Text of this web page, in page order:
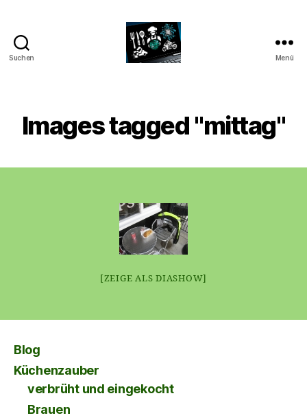
Suchen Menü
Images tagged "mittag"
[ZEIGE ALS DIASHOW]
Blog
Küchenzauber
verbrüht und eingekocht
Brauen